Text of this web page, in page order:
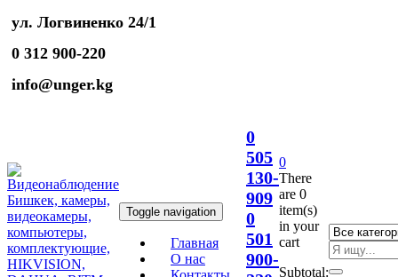
ул. Логвиненко 24/1
0 312 900-220
info@unger.kg
Toggle navigation
Главная
О нас
0
505
130-
909
0
501
900-
0
There
are 0
item(s)
in your
cart
Subtotal: